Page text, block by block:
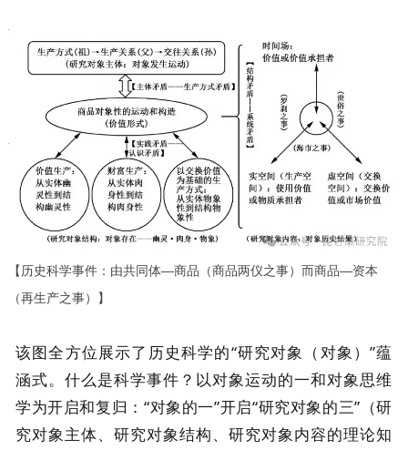
【历史科学事件：由共同体—商品（商品两仪之事）而商品—资本
（再生产之事）】
该图全方位展示了历史科学的“研究对象（对象）”蕴
涵式。什么是科学事件？以对象运动的一和对象思维
学为开启和复归：“对象的一”开启“研究对象的三”（研
究对象主体、研究对象结构、研究对象内容的理论知